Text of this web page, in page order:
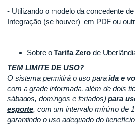
- Utilizando o modelo da concedente
Integração (se houver), em PDF ou
Sobre o Tarifa Zero de
TEM LIMITE DE USO?
O sistema permitirá o uso para ida e
com a grade informada, além de dois
sábados, domingos e feriados) para
esporte, com um intervalo mínimo de
garantindo o uso adequado do